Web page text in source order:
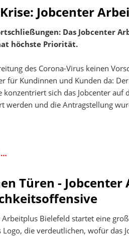
sich
an
Aktion
zum
gegen
Gewalt
an
Frauen
Jobcenter
Das Jobcenter
höchste Priorität.
des Corona-Virus keinen
für Kundinnen und Kunden da:
konzentriert sich das Jobcenter
werden und die Antragstellung
Jobcenter
Arbeitplus
Bielefeld
schließt
Standorte.
Türen -
Arbeitplus Bielefeld startet eine
Logo, die verdeutlichen, wofür das